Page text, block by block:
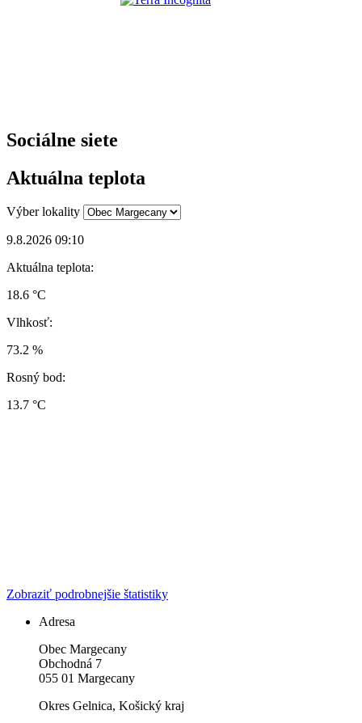
Sociálne siete
Aktuálna teplota
Výber lokality
9.8.2026 09:10
Aktuálna teplota:
18.6 °C
Vlhkosť:
73.2 %
Rosný bod:
13.7 °C
Zobraziť podrobnejšie štatistiky
Adresa
Obec Margecany
Obchodná 7
055 01 Margecany
Okres Gelnica, Košický kraj